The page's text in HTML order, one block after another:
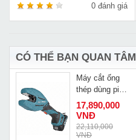
0 đánh giá
CÓ THỂ BẠN QUAN TÂM
Máy cắt ống
thép dùng pin
Zupper MC-
1228
17,890,000
VNĐ
22,110,000
VNĐ